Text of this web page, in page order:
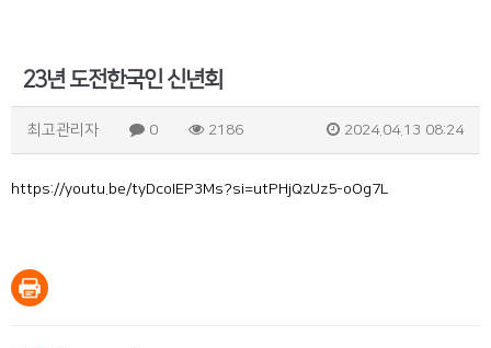
23년 도전한국인 신년회
최고관리자 0 2186 2024.04.13 08:24
https://youtu.be/tyDcoIEP3Ms?si=utPHjQzUz5-oOg7L